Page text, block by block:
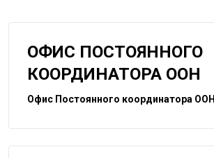
ОФИС ПОСТОЯННОГО
КООРДИНАТОРА ООН
Офис Постоянного координатора ООН